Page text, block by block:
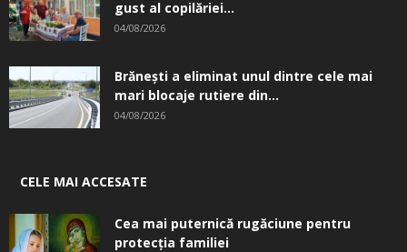
gust al copilăriei...
04/08/2026
Brănești a eliminat unul dintre cele mai
mari blocaje rutiere din...
04/08/2026
CELE MAI ACCESATE
Cea mai puternică rugăciune pentru
protecția familiei